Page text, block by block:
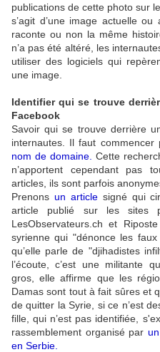
publications de cette photo sur
s’agit d’une image actuelle
raconte ou non la même
n’a pas été altéré, les
utiliser des logiciels qui
une image.
Identifier qui se trouve
Facebook
Savoir qui se trouve derrière
internautes. Il faut
nom de domaine. Cette
n’apportent cependant pas
articles, ils sont parfois
Prenons un article signé qui
article publié sur les sites
LesObservateurs.ch et
syrienne qui "dénonce les
qu’elle parle de "djihadistes
l’écoute, c’est une militante
gros, elle affirme que les
Damas sont tout à fait sûres et
de quitter la Syrie, si ce n’est
fille, qui n’est pas identifiée,
rassemblement organisé par
en Serbie